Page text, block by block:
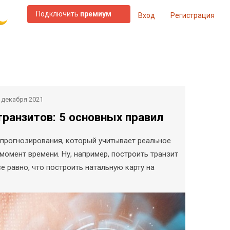
Подключить премиум Вход Регистрация
2021
5 основных правил
который учитывает реальное
времени. Ну, например, построить транзит
равно, что построить натальную карту на